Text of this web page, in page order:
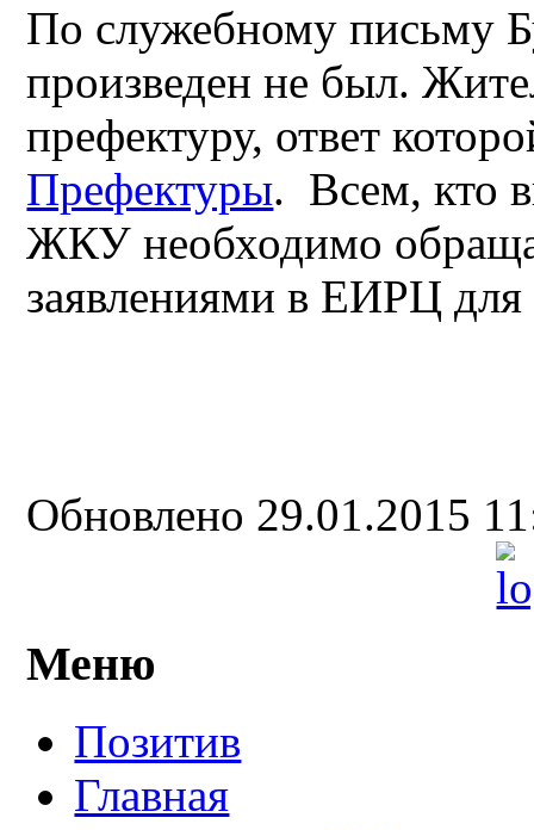
По служебному письму
произведен не был.
префектуру, ответ
Префектуры. Всем, кто
ЖКУ необходимо
заявлениями в ЕИРЦ
Обновлено 29.01.2015
Меню
Позитив
Главная